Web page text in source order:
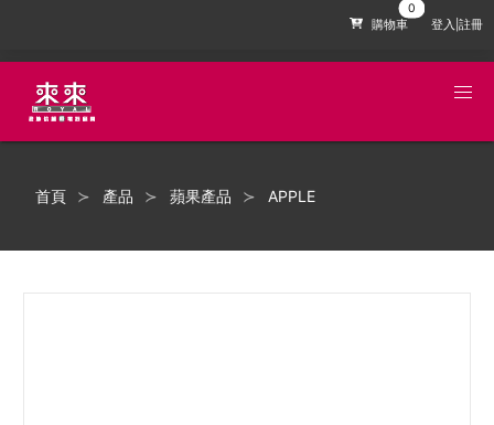
購物車 登入|註冊
首頁 產品 蘋果產品 APPLE